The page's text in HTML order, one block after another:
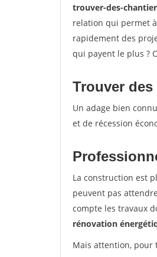
trouver-des-
relation qui permet
rapidement des
qui payent le plus ?
Trouver
Un adage bien
et de récession
La construction est
peuvent pas
compte les travaux
rénovation
Mais attention, pour